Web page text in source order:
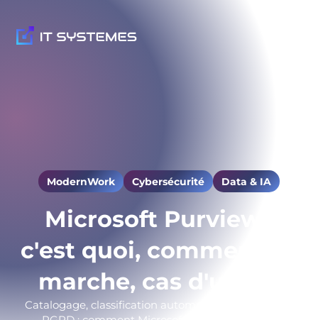
ModernWork Cybersécurité Data & IA
Microsoft Purview :
c'est quoi, comment ça
marche, cas d'usage
Catalogage, classification automatique, conformité